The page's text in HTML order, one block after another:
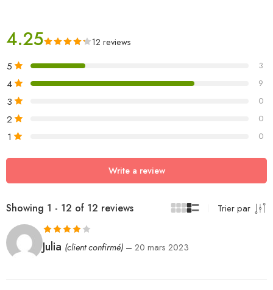
4.25 12 reviews
5 3
4 9
3 0
2 0
1 0
Write a review
Showing 1 - 12 of 12 reviews Trier par
Note 4
Julia (client confirmé) – 20 mars 2023